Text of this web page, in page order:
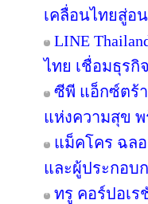
เคลื่อนไทยสู่อ
LINE
ไทย เชื่อมธุรกิ
ซีพี แอ็กซ์ตร้า
แห่งความสุข
แม็คโคร ฉล
และผู้ประกอบ
ทรู คอร์ปอเร